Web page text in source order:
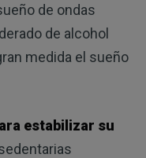
de ondas
de alcohol
medida el sueño
estabilizar su